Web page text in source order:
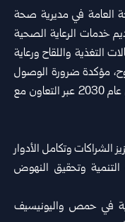
العامة في مديرية صحة
خدمات الرعاية الصحية
التغذية واللقاح ورعاية
مؤكدة ضرورة الوصول
إلى هذه الفئات وتخديمها بشكل كامل حتى عام 2030 عبر التعاون مع
الشراكات وتكامل الأدوار
وتحقيق النهوض